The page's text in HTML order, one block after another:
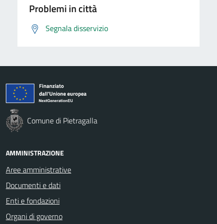
Problemi in città
Segnala disservizio
Comune di Pietragalla
AMMINISTRAZIONE
Aree amministrative
Documenti e dati
Enti e fondazioni
Organi di governo